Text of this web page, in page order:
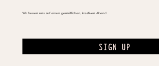
Wir freuen uns auf einen gemütlichen, kreativen Abend.
SIGN UP